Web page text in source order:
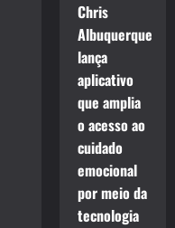
Chris
Albuquerque
lança
aplicativo
que amplia
o acesso ao
cuidado
emocional
por meio da
tecnologia